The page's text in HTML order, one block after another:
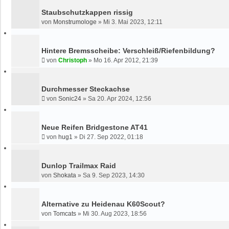
Staubschutzkappen rissig
von Monstrumologe » Mi 3. Mai 2023, 12:11
Hintere Bremsscheibe: Verschleiß/Riefenbildung?
von Christoph » Mo 16. Apr 2012, 21:39
Durchmesser Steckachse
von Sonic24 » Sa 20. Apr 2024, 12:56
Neue Reifen Bridgestone AT41
von hug1 » Di 27. Sep 2022, 01:18
Dunlop Trailmax Raid
von Shokata » Sa 9. Sep 2023, 14:30
Alternative zu Heidenau K60Scout?
von Tomcats » Mi 30. Aug 2023, 18:56